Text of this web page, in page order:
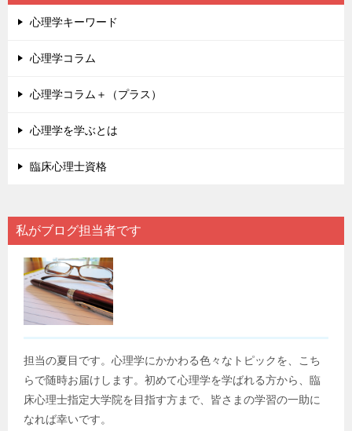
心理学キーワード
心理学コラム
心理学コラム＋（プラス）
心理学を学ぶとは
臨床心理士資格
私がブログ担当者です
担当の夏目です。心理学にかかわる色々なトピックを、こち
らで随時お届けします。初めて心理学を学ばれる方から、臨
床心理士指定大学院を目指す方まで、皆さまの学習の一助に
なれば幸いです。